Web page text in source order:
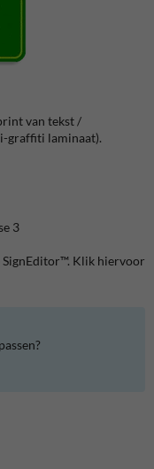
van tekst /
graffiti laminaat).
3
SignEditor™. Klik hiervoor